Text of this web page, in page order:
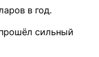
в год.
сильный